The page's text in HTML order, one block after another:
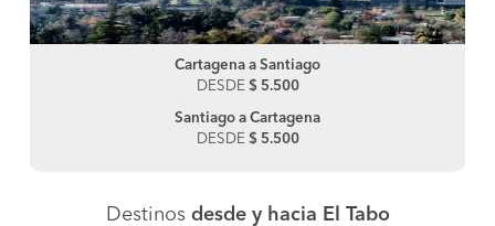
Cartagena a Santiago
DESDE $ 5.500
Santiago a Cartagena
DESDE $ 5.500
Destinos desde y hacia El Tabo